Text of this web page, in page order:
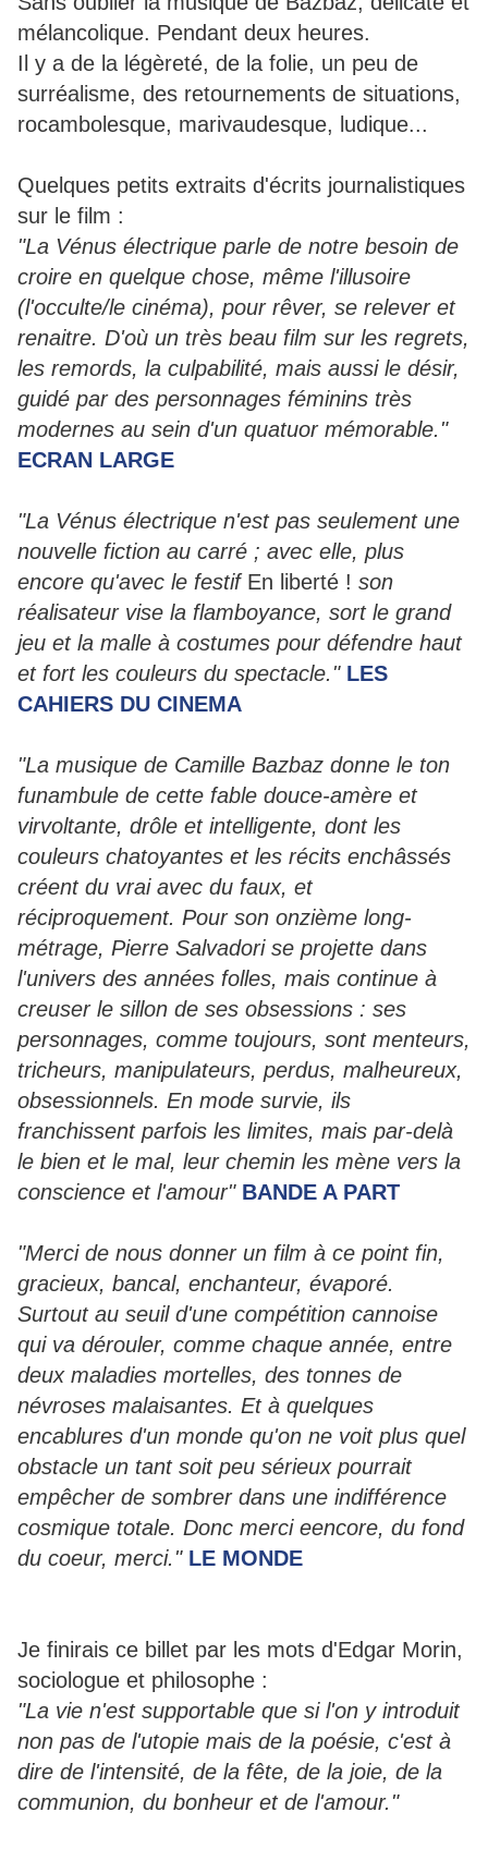
mélancolique. Pendant deux heures.
Il y a de la légèreté, de la folie, un peu de
surréalisme, des retournements de situations,
rocambolesque, marivaudesque, ludique...
Quelques petits extraits d'écrits journalistiques
sur le film :
"La Vénus électrique parle de notre besoin de
croire en quelque chose, même l'illusoire
(l'occulte/le cinéma), pour rêver, se relever et
renaitre. D'où un très beau film sur les regrets,
les remords, la culpabilité, mais aussi le désir,
guidé par des personnages féminins très
modernes au sein d'un quatuor mémorable."
ECRAN LARGE
"La Vénus électrique n'est pas seulement une
nouvelle fiction au carré ; avec elle, plus
encore qu'avec le festif En liberté ! son
réalisateur vise la flamboyance, sort le grand
jeu et la malle à costumes pour défendre haut
et fort les couleurs du spectacle." LES
CAHIERS DU CINEMA
"La musique de Camille Bazbaz donne le ton
funambule de cette fable douce-amère et
virvoltante, drôle et intelligente, dont les
couleurs chatoyantes et les récits enchâssés
créent du vrai avec du faux, et
réciproquement. Pour son onzième long-
métrage, Pierre Salvadori se projette dans
l'univers des années folles, mais continue à
creuser le sillon de ses obsessions : ses
personnages, comme toujours, sont menteurs,
tricheurs, manipulateurs, perdus, malheureux,
obsessionnels. En mode survie, ils
franchissent parfois les limites, mais par-delà
le bien et le mal, leur chemin les mène vers la
conscience et l'amour" BANDE A PART
"Merci de nous donner un film à ce point fin,
gracieux, bancal, enchanteur, évaporé.
Surtout au seuil d'une compétition cannoise
qui va dérouler, comme chaque année, entre
deux maladies mortelles, des tonnes de
névroses malaisantes. Et à quelques
encablures d'un monde qu'on ne voit plus quel
obstacle un tant soit peu sérieux pourrait
empêcher de sombrer dans une indifférence
cosmique totale. Donc merci eencore, du fond
du coeur, merci." LE MONDE
Je finirais ce billet par les mots d'Edgar Morin,
sociologue et philosophe :
"La vie n'est supportable que si l'on y introduit
non pas de l'utopie mais de la poésie, c'est à
dire de l'intensité, de la fête, de la joie, de la
communion, du bonheur et de l'amour."